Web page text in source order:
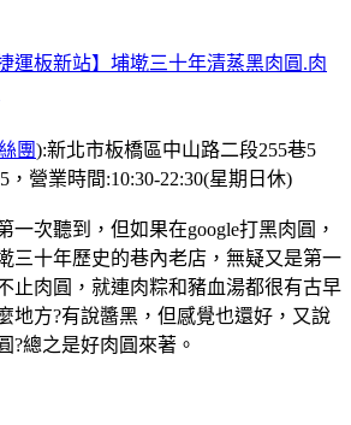
運板新站】埔墘三十年清蒸黑肉圓.肉
團):新北市板橋區中山路二段255巷5
，營業時間:10:30-22:30(星期日休)
一次聽到，但如果在google打黑肉圓，
三十年歷史的巷內老店，無疑又是第一
止肉圓，就連肉粽和豬血湯都很有古早
地方?有說醬黑，但感覺也還好，又說
?總之是好肉圓來著。